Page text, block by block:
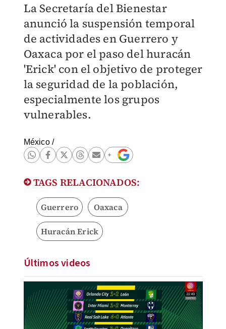
La Secretaría del Bienestar
anunció la suspensión temporal
de actividades en Guerrero y
Oaxaca por el paso del huracán
'Erick' con el objetivo de proteger
la seguridad de la población,
especialmente los grupos
vulnerables.
México/
TAGS RELACIONADOS:
Guerrero Oaxaca
Huracán Erick
Últimos videos